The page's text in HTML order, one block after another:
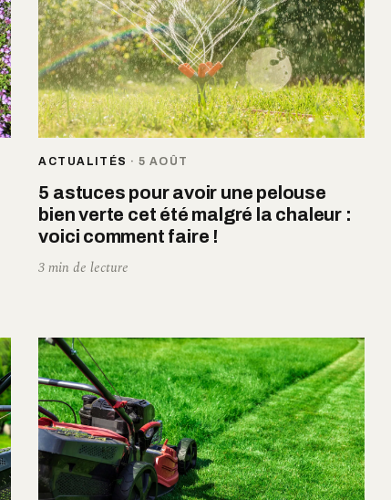
ACTUALITÉS ·5 AOÛT
5 astuces pour avoir une pelouse
bien verte cet été malgré la chaleur :
voici comment faire !
3 min de lecture